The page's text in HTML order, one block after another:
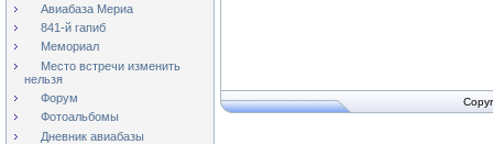
Авиабаза Мериа
841-й гапиб
Мемориал
Место встречи изменить
нельзя
Форум
Фотоальбомы
Дневник авиабазы